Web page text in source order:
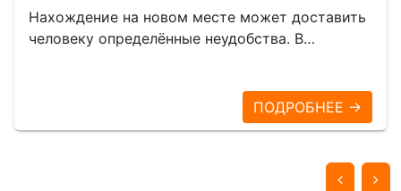
Нахождение на новом месте может доставить
человеку определённые неудобства. В…
ПОДРОБНЕЕ →